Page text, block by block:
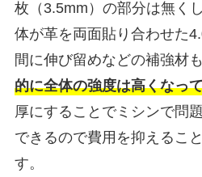
枚（3.5mm）の部分は無く
体が革を両面貼り合わせた
間に伸び留めなどの補強材
的に全体の強度は高くなっ
厚にすることでミシンで問
できるので費用を抑えるこ
す。